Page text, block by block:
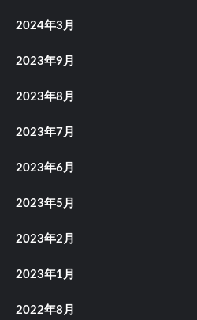
2024年3月
2023年9月
2023年8月
2023年7月
2023年6月
2023年5月
2023年2月
2023年1月
2022年8月